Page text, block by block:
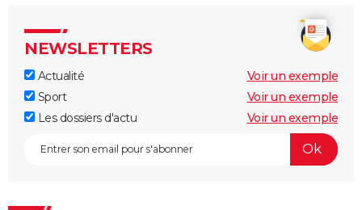
NEWSLETTERS
Actualité
Voir un exemple
Sport
Voir un exemple
Les dossiers d'actu
Voir un exemple